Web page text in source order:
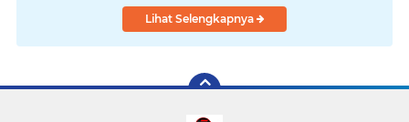
Lihat Selengkapnya